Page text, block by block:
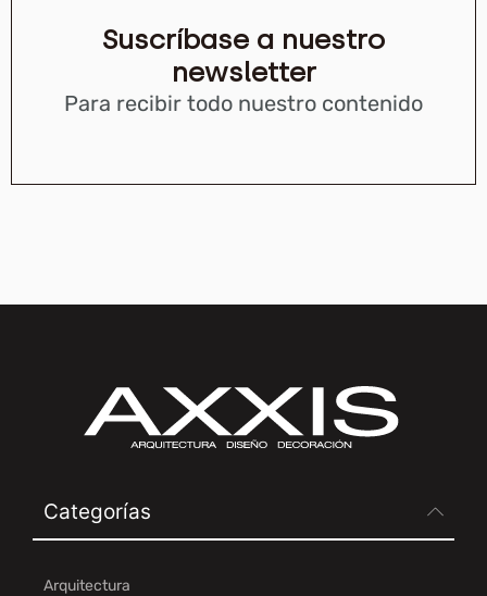
Suscríbase a nuestro
newsletter
Para recibir todo nuestro contenido
Categorías
Arquitectura